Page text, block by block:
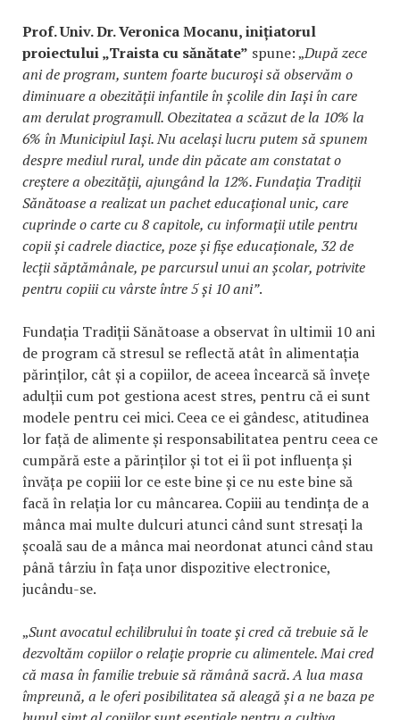
Prof. Univ. Dr. Veronica Mocanu, inițiatorul
proiectului „Traista cu sănătate” spune: „După zece
ani de program, suntem foarte bucuroși să observăm o
diminuare a obezității infantile în școlile din Iași în care
am derulat programull. Obezitatea a scăzut de la 10% la
6% în Municipiul Iași. Nu același lucru putem să spunem
despre mediul rural, unde din păcate am constatat o
creștere a obezității, ajungând la 12%. Fundația Tradiții
Sănătoase a realizat un pachet educațional unic, care
cuprinde o carte cu 8 capitole, cu informații utile pentru
copii și cadrele diactice, poze și fișe educaționale, 32 de
lecții săptămânale, pe parcursul unui an școlar, potrivite
pentru copiii cu vârste între 5 și 10 ani”.
Fundația Tradiții Sănătoase a observat în ultimii 10 ani
de program că stresul se reflectă atât în alimentația
părinților, cât și a copiilor, de aceea încearcă să învețe
adulții cum pot gestiona acest stres, pentru că ei sunt
modele pentru cei mici. Ceea ce ei gândesc, atitudinea
lor față de alimente și responsabilitatea pentru ceea ce
cumpără este a părinților și tot ei îi pot influența și
învăța pe copiii lor ce este bine și ce nu este bine să
facă în relația lor cu mâncarea. Copiii au tendința de a
mânca mai multe dulcuri atunci când sunt stresați la
școală sau de a mânca mai neordonat atunci când stau
până târziu în fața unor dispozitive electronice,
jucându-se.
„Sunt avocatul echilibrului în toate și cred că trebuie să le
dezvoltăm copiilor o relație proprie cu alimentele. Mai cred
că masa în familie trebuie să rămână sacră. A lua masa
împreună, a le oferi posibilitatea să aleagă și a ne baza pe